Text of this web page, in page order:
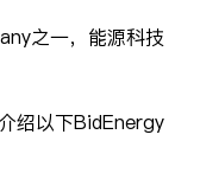
之一，能源科技
绍以下BidEnergy